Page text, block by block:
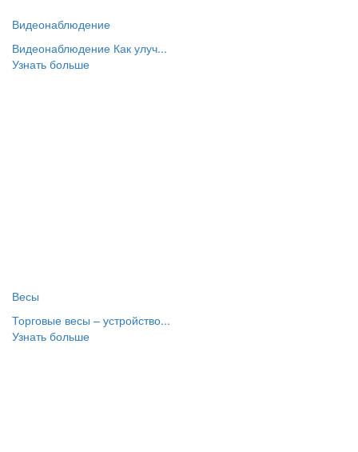
Видеонаблюдение
Видеонаблюдение Как улуч...
Узнать больше
Весы
Торговые весы – устройство...
Узнать больше